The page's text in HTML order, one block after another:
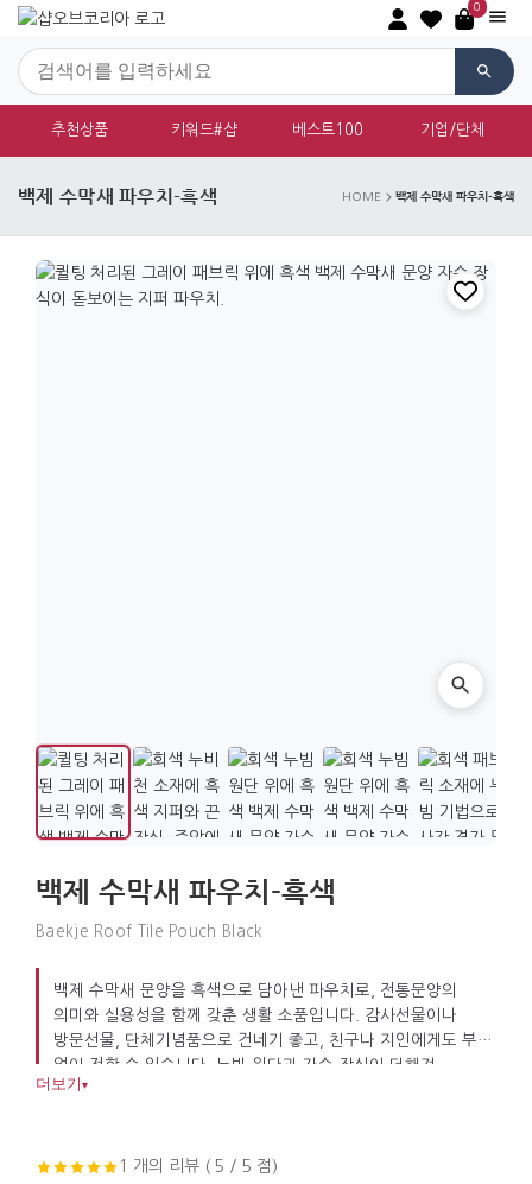
0
추천상품 키워드#샵 베스트100 기업/단체
백제 수막새 파우치-흑색 HOME 백제 수막새 파우치-흑색
백제 수막새 파우치-흑색
Baekje Roof Tile Pouch Black
백제 수막새 문양을 흑색으로 담아낸 파우치로, 전통문양의
의미와 실용성을 함께 갖춘 생활 소품입니다. 감사선물이나
방문선물, 단체기념품으로 건네기 좋고, 친구나 지인에게도 부담
없이 전할 수 있습니다. 누빔 원단과 자수 장식이 더해져
디테일이 살아 있습니다.
더보기 ▾
1 개의 리뷰 ( 5 / 5 점)